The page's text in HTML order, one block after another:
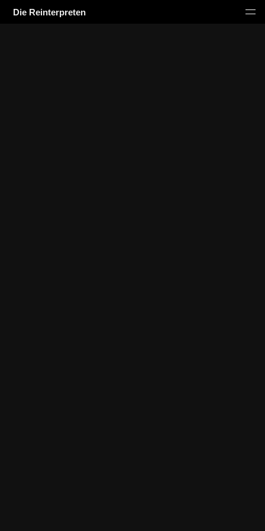
Die Reinterpreten